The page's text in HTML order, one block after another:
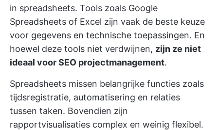
in spreadsheets. Tools zoals Google
Spreadsheets of Excel zijn vaak de beste keuze
voor gegevens en technische toepassingen. En
hoewel deze tools niet verdwijnen, zijn ze niet
ideaal voor SEO projectmanagement.
Spreadsheets missen belangrijke functies zoals
tijdsregistratie, automatisering en relaties
tussen taken. Bovendien zijn
rapportvisualisaties complex en weinig flexibel.